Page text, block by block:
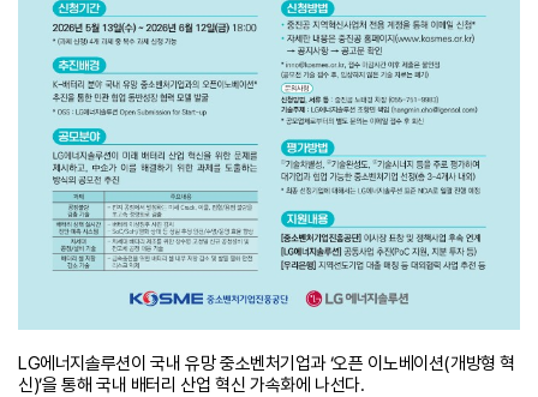
LG에너지솔루션이 국내 유망 중소벤처기업과 ‘오픈 이노베이션(개방형 혁
신)’을 통해 국내 배터리 산업 혁신 가속화에 나선다.